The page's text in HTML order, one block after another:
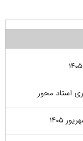
استاد محور
۱۴۰۵